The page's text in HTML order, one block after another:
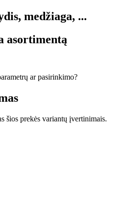
medžiaga, ...
asortimentą
ar pasirinkimo?
šios prekės variantų įvertinimais.